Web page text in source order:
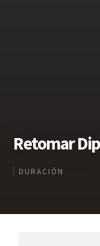
Retomar
DURACIÓN